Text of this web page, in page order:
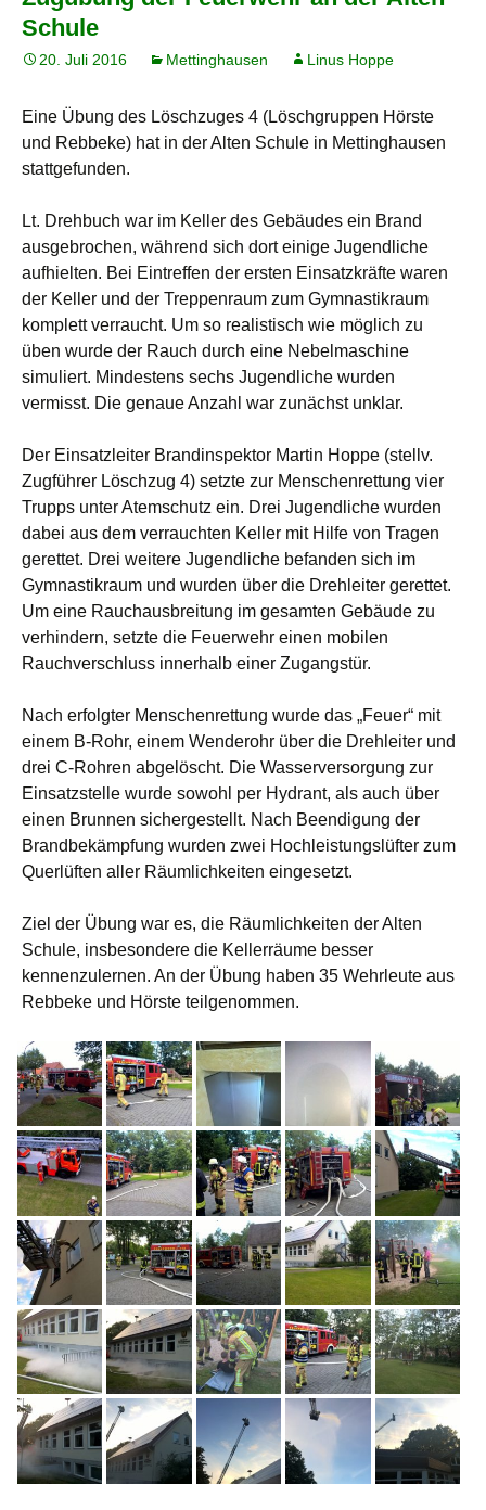
Schule
20. Juli 2016 Mettinghausen Linus Hoppe
Eine Übung des Löschzuges 4 (Löschgruppen Hörste
und Rebbeke) hat in der Alten Schule in Mettinghausen
stattgefunden.
Lt. Drehbuch war im Keller des Gebäudes ein Brand
ausgebrochen, während sich dort einige Jugendliche
aufhielten. Bei Eintreffen der ersten Einsatzkräfte waren
der Keller und der Treppenraum zum Gymnastikraum
komplett verraucht. Um so realistisch wie möglich zu
üben wurde der Rauch durch eine Nebelmaschine
simuliert. Mindestens sechs Jugendliche wurden
vermisst. Die genaue Anzahl war zunächst unklar.
Der Einsatzleiter Brandinspektor Martin Hoppe (stellv.
Zugführer Löschzug 4) setzte zur Menschenrettung vier
Trupps unter Atemschutz ein. Drei Jugendliche wurden
dabei aus dem verrauchten Keller mit Hilfe von Tragen
gerettet. Drei weitere Jugendliche befanden sich im
Gymnastikraum und wurden über die Drehleiter gerettet.
Um eine Rauchausbreitung im gesamten Gebäude zu
verhindern, setzte die Feuerwehr einen mobilen
Rauchverschluss innerhalb einer Zugangstür.
Nach erfolgter Menschenrettung wurde das „Feuer“ mit
einem B-Rohr, einem Wenderohr über die Drehleiter und
drei C-Rohren abgelöscht. Die Wasserversorgung zur
Einsatzstelle wurde sowohl per Hydrant, als auch über
einen Brunnen sichergestellt. Nach Beendigung der
Brandbekämpfung wurden zwei Hochleistungslüfter zum
Querlüften aller Räumlichkeiten eingesetzt.
Ziel der Übung war es, die Räumlichkeiten der Alten
Schule, insbesondere die Kellerräume besser
kennenzulernen. An der Übung haben 35 Wehrleute aus
Rebbeke und Hörste teilgenommen.